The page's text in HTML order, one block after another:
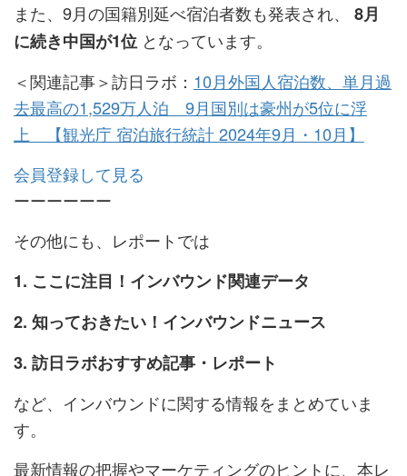
また、9月の国籍別延べ宿泊者数も発表され、 8月
に続き中国が1位 となっています。
＜関連記事＞訪日ラボ： 10月外国人宿泊数、単月過
去最高の1,529万人泊 9月国別は豪州が5位に浮
上 【観光庁 宿泊旅行統計 2024年9月・10月】
会員登録して見る
ーーーーーー
その他にも、レポートでは
1. ここに注目！インバウンド関連データ
2. 知っておきたい！インバウンドニュース
3. 訪日ラボおすすめ記事・レポート
など、インバウンドに関する情報をまとめていま
す。
最新情報の把握やマーケティングのヒントに、本レ